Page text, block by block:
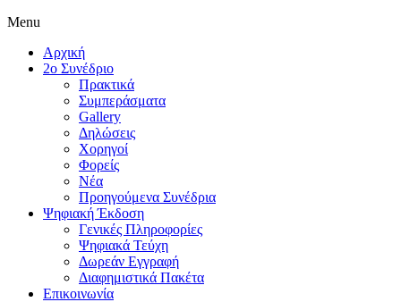
Menu
Αρχική
2ο Συνέδριο
Πρακτικά
Συμπεράσματα
Gallery
Δηλώσεις
Χορηγοί
Φορείς
Νέα
Προηγούμενα Συνέδρια
Ψηφιακή Έκδοση
Γενικές Πληροφορίες
Ψηφιακά Τεύχη
Δωρεάν Εγγραφή
Διαφημιστικά Πακέτα
Επικοινωνία